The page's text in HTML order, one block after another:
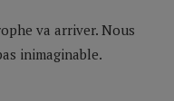
va arriver. Nous
inimaginable.